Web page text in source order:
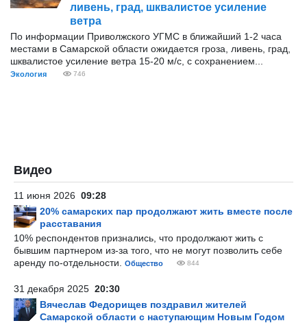
ливень, град, шквалистое усиление
ветра
По информации Приволжского УГМС в ближайший 1-2 часа
местами в Самарской области ожидается гроза, ливень, град,
шквалистое усиление ветра 15-20 м/с, с сохранением...
Экология 746
Видео
11 июня 2026 09:28
20% самарских пар продолжают жить вместе после
расставания
10% респондентов признались, что продолжают жить с
бывшим партнером из-за того, что не могут позволить себе
аренду по-отдельности.
Общество 844
31 декабря 2025 20:30
Вячеслав Федорищев поздравил жителей
Самарской области с наступающим Новым Годом